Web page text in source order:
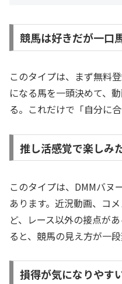
競馬は好きだが一口
このタイプは、まず無料
になる馬を一頭決めて、
る。これだけで「自分に
推し活感覚で楽しみ
このタイプは、DMMバヌ
あります。近況動画、コ
ど、レース以外の接点が
ると、競馬の見え方が一段
損得が気になりやす